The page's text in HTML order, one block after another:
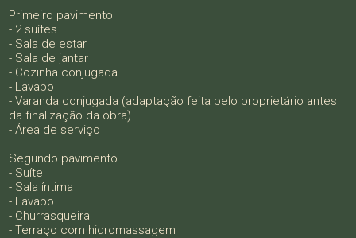
Primeiro pavimento
- 2 suítes
- Sala de estar
- Sala de jantar
- Cozinha conjugada
- Lavabo
- Varanda conjugada (adaptação feita pelo proprietário antes
da finalização da obra)
- Área de serviço
Segundo pavimento
- Suíte
- Sala íntima
- Lavabo
- Churrasqueira
- Terraço com hidromassagem